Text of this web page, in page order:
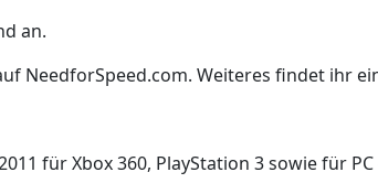
an.
NeedforSpeed.com. Weiteres findet ihr
für Xbox 360, PlayStation 3 sowie für